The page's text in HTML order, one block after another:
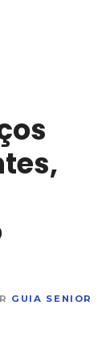
GUIA SENIOR